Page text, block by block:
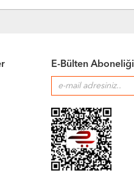
E-Bülten Aboneliği